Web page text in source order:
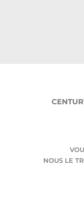
NOUS LE